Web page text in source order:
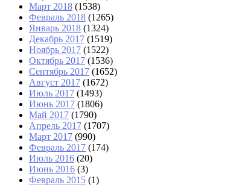
Март 2018 (1538)
Февраль 2018 (1265)
Январь 2018 (1324)
Декабрь 2017 (1519)
Ноябрь 2017 (1522)
Октябрь 2017 (1536)
Сентябрь 2017 (1652)
Август 2017 (1672)
Июль 2017 (1493)
Июнь 2017 (1806)
Май 2017 (1790)
Апрель 2017 (1707)
Март 2017 (990)
Февраль 2017 (174)
Июль 2016 (20)
Июнь 2016 (3)
Февраль 2015 (1)